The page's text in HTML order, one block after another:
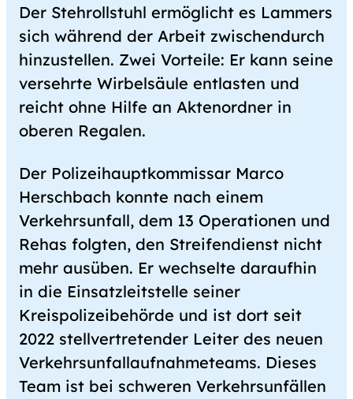
Der Stehrollstuhl ermöglicht es Lammers
sich während der Arbeit zwischendurch
hinzustellen. Zwei Vorteile: Er kann seine
versehrte Wirbelsäule entlasten und
reicht ohne Hilfe an Aktenordner in
oberen Regalen.
Der Polizeihauptkommissar Marco
Herschbach konnte nach einem
Verkehrsunfall, dem 13 Operationen und
Rehas folgten, den Streifendienst nicht
mehr ausüben. Er wechselte daraufhin
in die Einsatzleitstelle seiner
Kreispolizeibehörde und ist dort seit
2022 stellvertretender Leiter des neuen
Verkehrsunfallaufnahmeteams. Dieses
Team ist bei schweren Verkehrsunfällen